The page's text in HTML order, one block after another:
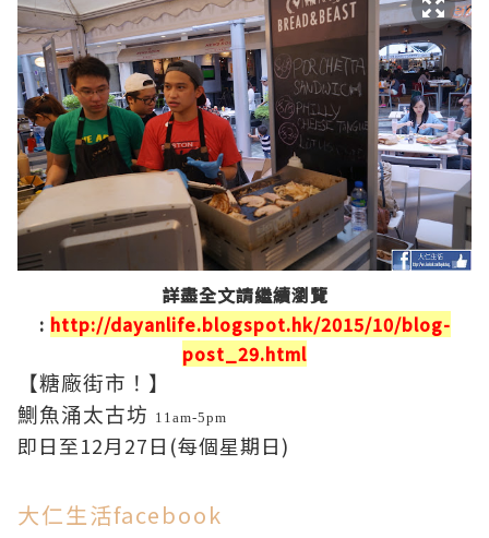
詳盡全文請繼續瀏覽
: http://dayanlife.blogspot.hk/2015/10/blog-
post_29.html
【糖廠街市！】
鰂魚涌太古坊
11am-5pm
即日至12月27日(每個星期日)
大仁生活facebook